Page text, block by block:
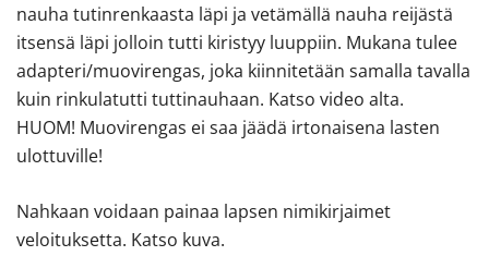
nauha tutinrenkaasta läpi ja vetämällä nauha reijästä
itsensä läpi jolloin tutti kiristyy luuppiin. Mukana tulee
adapteri/muovirengas, joka kiinnitetään samalla tavalla
kuin rinkulatutti tuttinauhaan. Katso video alta.
HUOM! Muovirengas ei saa jäädä irtonaisena lasten
ulottuville!
Nahkaan voidaan painaa lapsen nimikirjaimet
veloituksetta. Katso kuva.